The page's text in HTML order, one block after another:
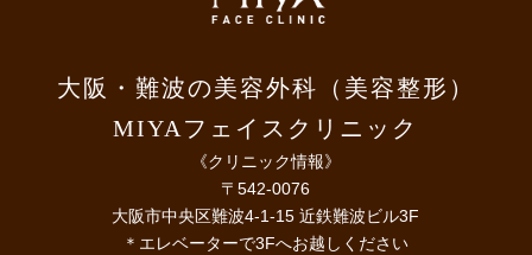
大阪・難波の美容外科（美容整形）
MIYAフェイスクリニック
《クリニック情報》
〒542-0076
大阪市中央区難波4-1-15 近鉄難波ビル3F
＊エレベーターで3Fへお越しください